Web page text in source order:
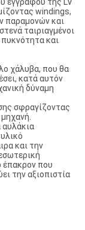
εγγράφου της LV
windings,
παραμονών και
ταιριαγμένοι
πυκνότητα και
χάλυβα, που θα
κατά αυτόν
δύναμη
σφραγίζοντας
και την
έπακρον που
την αξιοπιστία